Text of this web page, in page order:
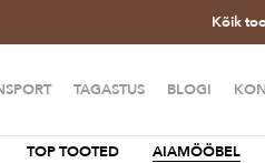
Kõik
TAGASTUS BLOGI
TOP TOOTED AIAMÖÖBEL